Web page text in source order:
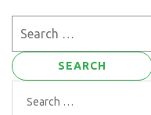
Search